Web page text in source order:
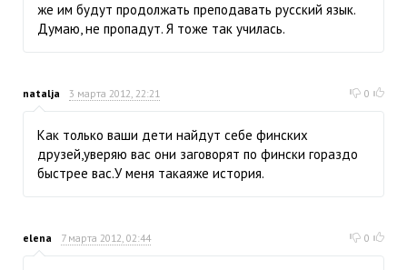
же им будут продолжать преподавать русский язык.
Думаю, не пропадут. Я тоже так училась.
natalja 3 марта 2012, 22:21 0
Как только ваши дети найдут себе финских
друзей,уверяю вас они заговорят по фински гораздо
быстрее вас.У меня такаяже история.
elena 7 марта 2012, 02:44 0